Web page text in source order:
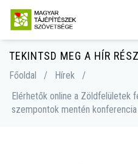
TEKINTSD MEG A HÍR
Főoldal / Hírek
/
Elérhetők online a Zöldfelületek
szempontok mentén konferencia